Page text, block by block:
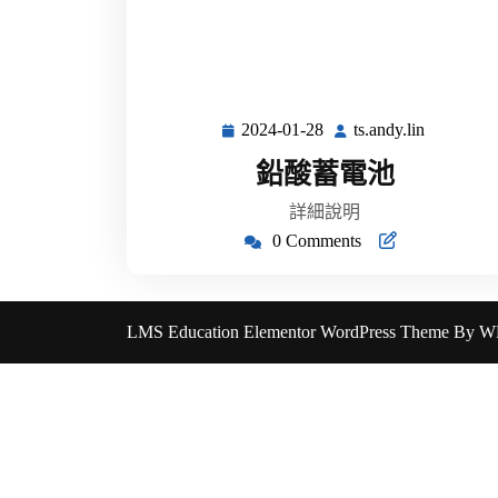
2024-01-28 2024-
01-
28
ts.andy.lin
鉛酸蓄電池
詳細說明
0 Comments
LMS Education Elementor WordPress Theme By